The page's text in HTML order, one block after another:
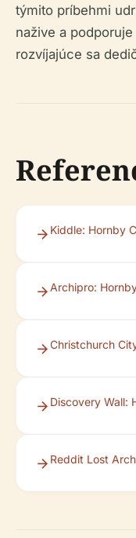
týmito príbehmi
nažive a
rozvíjajúce sa
Kiddle: Hornby
Archipro:
Christchurch
Discovery Wall:
Reddit Lost